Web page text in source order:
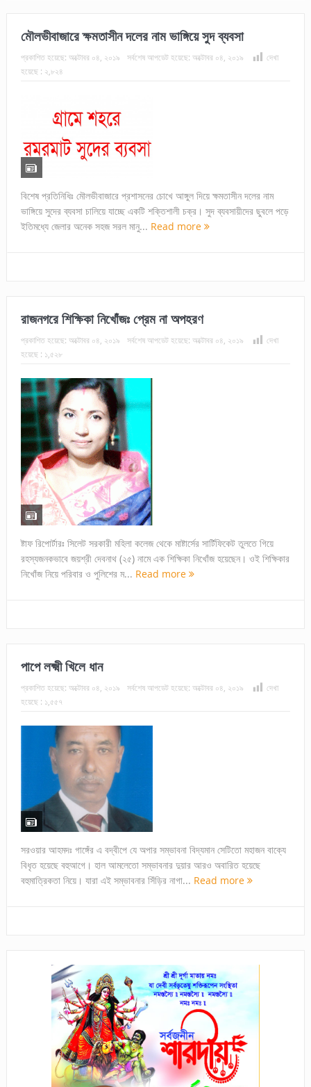
মৌলভীবাজারে ক্ষমতাসীন দলের নাম ভাঙ্গিয়ে সুদ ব্যবসা
প্রকাশিত হয়েছে: অক্টোবর ০৪, ২০১৯ সর্বশেষ আপডেট হয়েছে: অক্টোবর ০৪, ২০১৯
দেখা
হয়েছে : ২,৮২৪
বিশেষ প্রতিনিধিঃ মৌলভীবাজারে প্রশাসনের চোখে আঙ্গুল দিয়ে ক্ষমতাসীন দলের নাম
ভাঙ্গিয়ে সুদের ব্যবসা চালিয়ে যাচ্ছে একটি শক্তিশালী চক্র। সুদ ব্যবসায়ীদের ছুবলে পড়ে
ইতিমধ্যে জেলার অনেক সহজ সরল মানু... Read more
রাজনগরে শিক্ষিকা নিখোঁজঃ প্রেম না অপহরণ
প্রকাশিত হয়েছে: অক্টোবর ০৪, ২০১৯ সর্বশেষ আপডেট হয়েছে: অক্টোবর ০৪, ২০১৯
দেখা
হয়েছে : ১,৫২৮
ষ্টাফ রিপোর্টারঃ সিলেট সরকারী মহিলা কলেজ থেকে মাষ্টার্সের সার্টিফিকেট তুলতে গিয়ে
রহস্যজনকভাবে জয়শ্রী দেবনাথ (২৫) নামে এক শিক্ষিকা নিখোঁজ হয়েছেন। ওই শিক্ষিকার
নিখোঁজ নিয়ে পরিবার ও পুলিশের ম... Read more
পাপে লক্ষ্মী খিলে ধান
প্রকাশিত হয়েছে: অক্টোবর ০৪, ২০১৯ সর্বশেষ আপডেট হয়েছে: অক্টোবর ০৪, ২০১৯
দেখা
হয়েছে : ১,৫৫৭
সরওয়ার আহমদঃ গাঙ্গেঁর এ বদ্বীপে যে অপার সম্ভাবনা বিদ্যমান সেটিতো মহাজন বাক্যে
বিধৃত হয়েছে বহুআগে। হাল আমলেতো সম্ভাবনার দুয়ার আরও অবারিত হয়েছে
বহুমাত্রিকতা নিয়ে। যারা এই সম্ভাবনার সিঁড়ির নাগা... Read more